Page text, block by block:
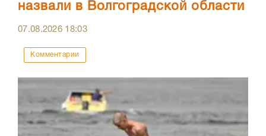
назвали в Волгоградской области
07.08.2026 18:03
Комментарии